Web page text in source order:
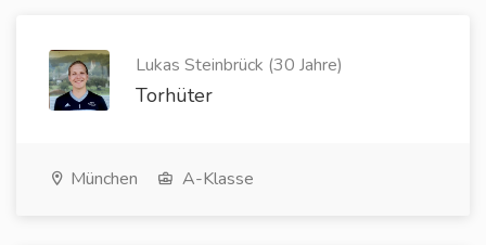
Lukas Steinbrück (30 Jahre)
Torhüter
München A-Klasse